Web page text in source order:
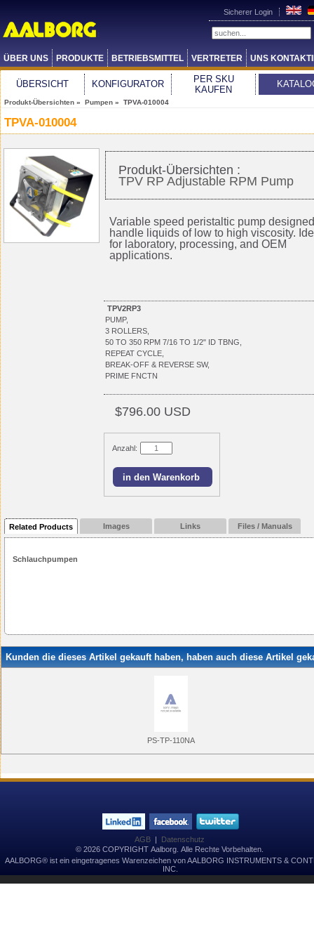
Sicherer Login
ÜBER UNS PRODUKTE BETRIEBSMITTEL VERTRETER UNS
ÜBERSICHT KONFIGURATOR
PER SKU
KAUFEN
Produkt-Übersichten » Pumpen » TPVA-010004
TPVA-010004
Produkt-Übersichten :
TPV RP Adjustable RPM Pump
Variable speed peristaltic pump
handle liquids of low to high viscosity.
for laboratory, processing, and OEM
applications.
TPV2RP3
PUMP,
3 ROLLERS,
50 TO 350 RPM 7/16 TO 1/2" ID TBNG,
REPEAT CYCLE,
BREAK-OFF & REVERSE SW,
PRIME FNCTN
$796.00 USD
Anzahl:
Related Products Images Links Files / Manuals
Schlauchpumpen
Kunden die dieses Artikel gekauft haben, haben auch diese Artikel
PS-TP-110NA
AGB | Datenschutz
© 2026 COPYRIGHT Aalborg. Alle Rechte Vorbehalten.
AALBORG® ist ein eingetragenes Warenzeichen von AALBORG INSTRUMENTS &
INC.